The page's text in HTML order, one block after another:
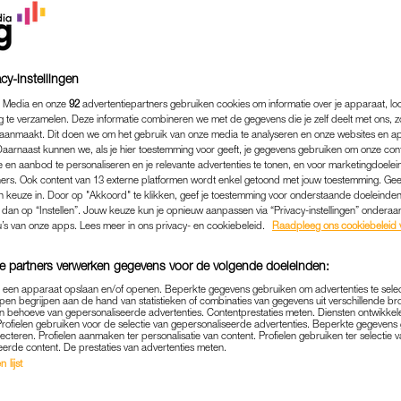
WILD GAAT AANGIFTE
TOT ROOF: 'MISLUKTE
MEDIA
17-06-2024 | BELINDA JANSSEN
de Wild gaat aangifte doen van poging tot roof.
die hij deed in zijn radioprogramma
De
instellingen
en onze 92 advertentiepartners gebruiken cookies om informatie over je apparaat,
te verzamelen. Deze informatie combineren we met de gegevens die je zelf deelt met ons,
Dit doen we om het gebruik van onze media te analyseren en onze websites en
kunnen we, als je hier toestemming voor geeft, je gegevens gebruiken om onze
en aanbod te personaliseren en je relevante advertenties te tonen, en voor
Ook content van 13 externe platformen wordt enkel getoond met jouw toestemming.
keuze in. Door op "Akkoord" te klikken, geef je toestemming voor onderstaande
op “Instellen”. Jouw keuze kun je opnieuw aanpassen via “Privacy-instellingen”
van onze apps. Lees meer in ons privacy- en cookiebeleid.
Raadpleeg ons cookiebeleid
partners verwerken gegevens voor de volgende doeleinden:
apparaat opslaan en/of openen. Beperkte gegevens gebruiken om advertenties te
begrijpen aan de hand van statistieken of combinaties van gegevens uit verschillende
behoeve van gepersonaliseerde advertenties. Contentprestaties meten. Diensten
gebruiken voor de selectie van gepersonaliseerde advertenties. Beperkte
Profielen aanmaken ter personalisatie van content. Profielen gebruiken ter selectie
content. De prestaties van advertenties meten.
lijst